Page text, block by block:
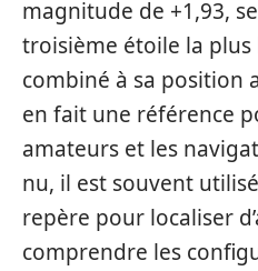
magnitude de +1,93,
troisième étoile la plus
combiné à sa position
en fait une référence
amateurs et les
nu, il est souvent
repère pour localiser
comprendre les